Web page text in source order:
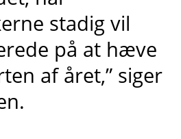
stadig vil
på at hæve
af året,” siger